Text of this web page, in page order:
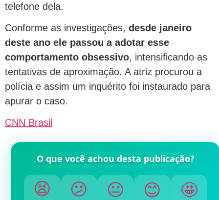
telefone dela.
Conforme as investigações, desde janeiro
deste ano ele passou a adotar esse
comportamento obsessivo, intensificando as
tentativas de aproximação. A atriz procurou a
polícia e assim um inquérito foi instaurado para
apurar o caso.
CNN Brasil
O que você achou desta publicação?
😫 😕 😐 😊 🤩